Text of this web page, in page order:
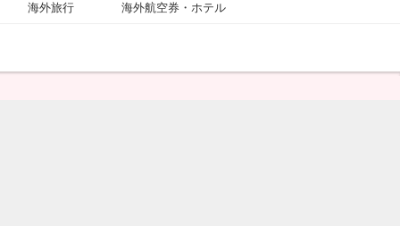
海外旅行 海外航空券・ホテル